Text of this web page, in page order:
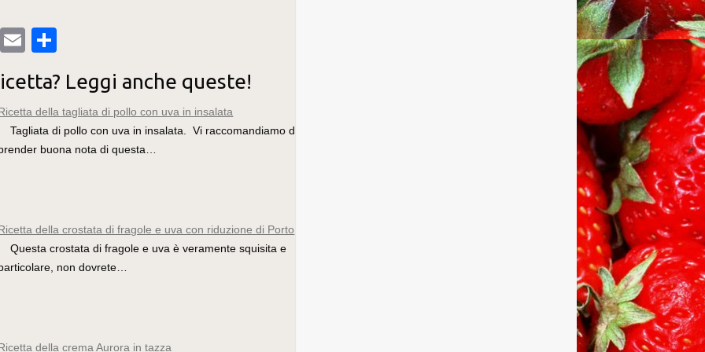
T
E
ail n
di
vi
Leggi anche queste!
della tagliata di pollo con uva in insalata
Tagliata di pollo con uva in insalata. Vi raccomandiamo di
buona nota di questa…
della crostata di fragole e uva con riduzione di Porto
Questa crostata di fragole e uva è veramente squisita e
non dovrete…
della crema Aurora in tazza